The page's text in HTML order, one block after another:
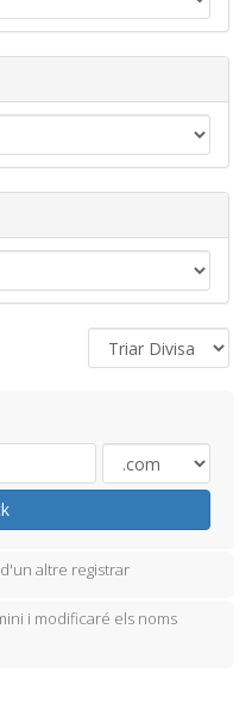
altre registrar
i modificaré els noms